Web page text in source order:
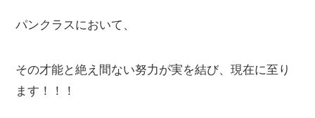
パンクラスにおいて、
その才能と絶え間ない努力が実を結び、現在に至り
ます！！！